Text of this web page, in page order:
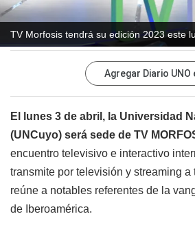
TV Morfosis tendrá su edición 2023 este
Agregar Diario UNO
El lunes 3 de abril, la Universidad
(UNCuyo) será sede de TV
encuentro televisivo e interactivo
transmite por televisión y streaming a
reúne a notables referentes de la
de Iberoamérica.